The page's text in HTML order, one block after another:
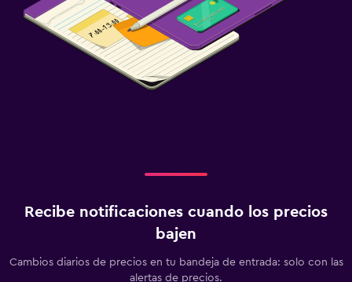
Recibe notificaciones cuando los precios
bajen
Cambios diarios de precios en tu bandeja de entrada: solo con las
alertas de precios.